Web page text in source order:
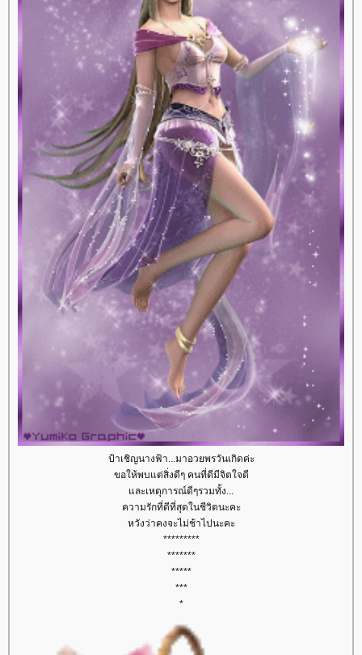
ป้าเชิญนางฟ้า...มาอวยพรวันเกิดค่ะ
ขอให้พบแต่สิ่งดีๆ คนที่ดีมีจิตใจดี
ละเหตุการณ์ดีๆรวมทั้ง...
ความรักที่ดีที่สุดในชีวิตนะคะ
หวังว่าคงจะไม่ช้าไปนะคะ
*********
*******
*****
***
*